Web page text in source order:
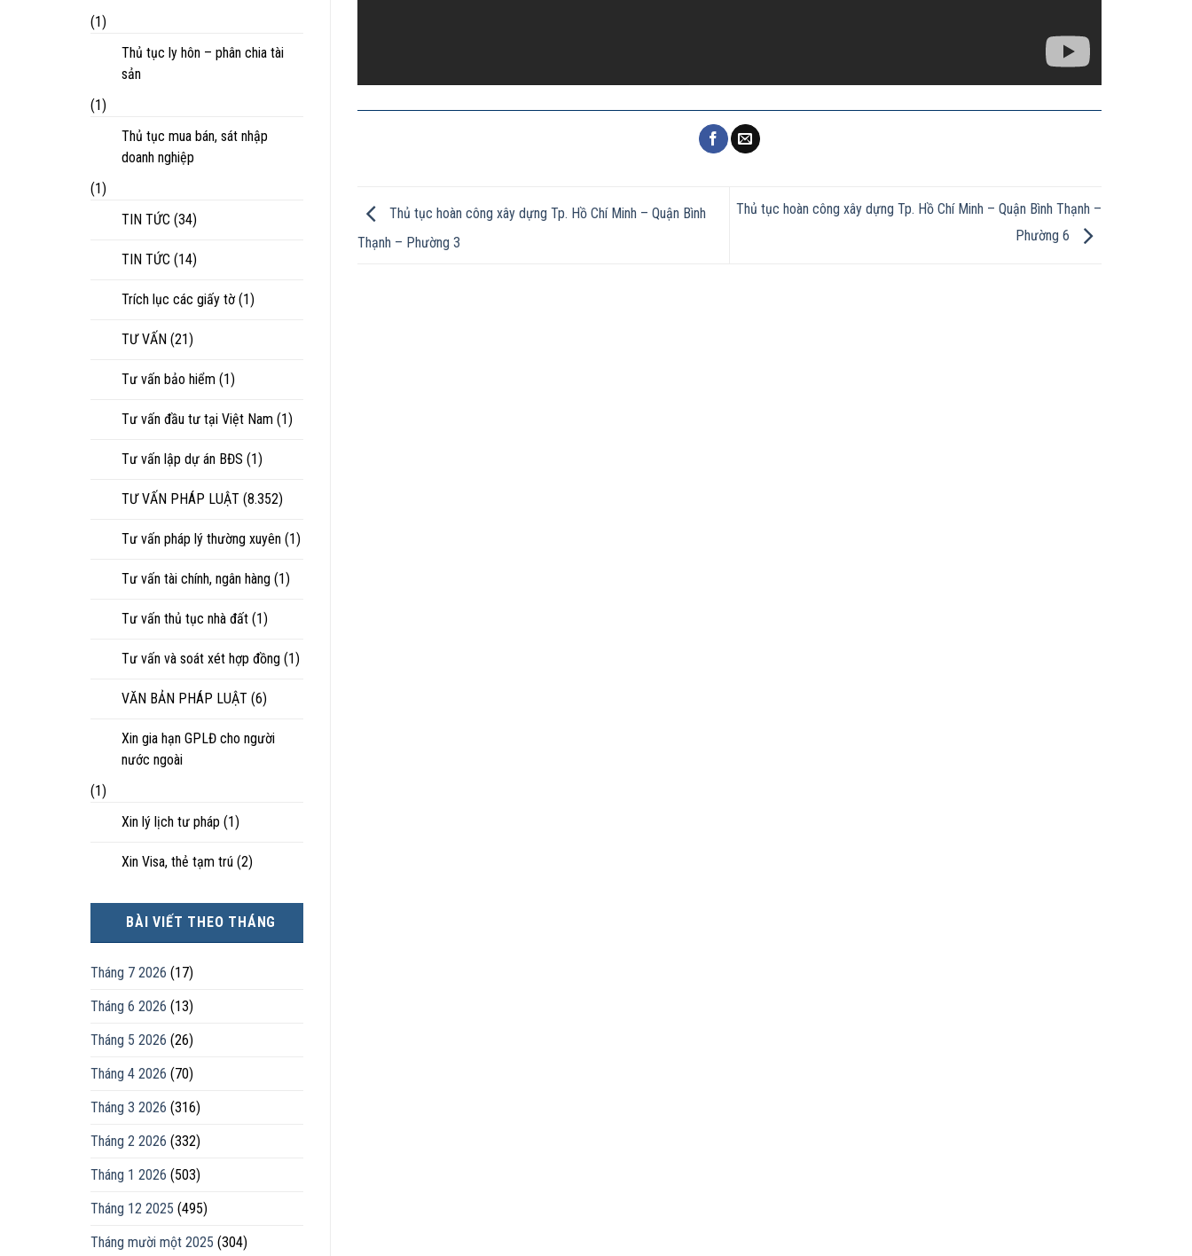
(1)
Thủ tục ly hôn – phân chia tài
sản
(1)
Thủ tục mua bán, sát nhập
doanh nghiệp
(1)
TIN TỨC (34)
TIN TỨC (14)
Trích lục các giấy tờ (1)
TƯ VẤN (21)
Tư vấn bảo hiểm (1)
Tư vấn đầu tư tại Việt Nam (1)
Tư vấn lập dự án BĐS (1)
TƯ VẤN PHÁP LUẬT (8.352)
Tư vấn pháp lý thường xuyên (1)
Tư vấn tài chính, ngân hàng (1)
Tư vấn thủ tục nhà đất (1)
Tư vấn và soát xét hợp đồng (1)
VĂN BẢN PHÁP LUẬT (6)
Xin gia hạn GPLĐ cho người
nước ngoài
(1)
Xin lý lịch tư pháp (1)
Xin Visa, thẻ tạm trú (2)
BÀI VIẾT THEO THÁNG
Tháng 7 2026 (17)
Tháng 6 2026 (13)
Tháng 5 2026 (26)
Tháng 4 2026 (70)
Tháng 3 2026 (316)
Tháng 2 2026 (332)
Tháng 1 2026 (503)
Tháng 12 2025 (495)
Tháng mười một 2025 (304)
Thủ tục hoàn công xây dựng Tp. Hồ Chí Minh – Quận Bình
Thạnh – Phường 3
Thủ tục hoàn công xây dựng Tp. Hồ Chí Minh – Quận Bình Thạnh –
Phường 6